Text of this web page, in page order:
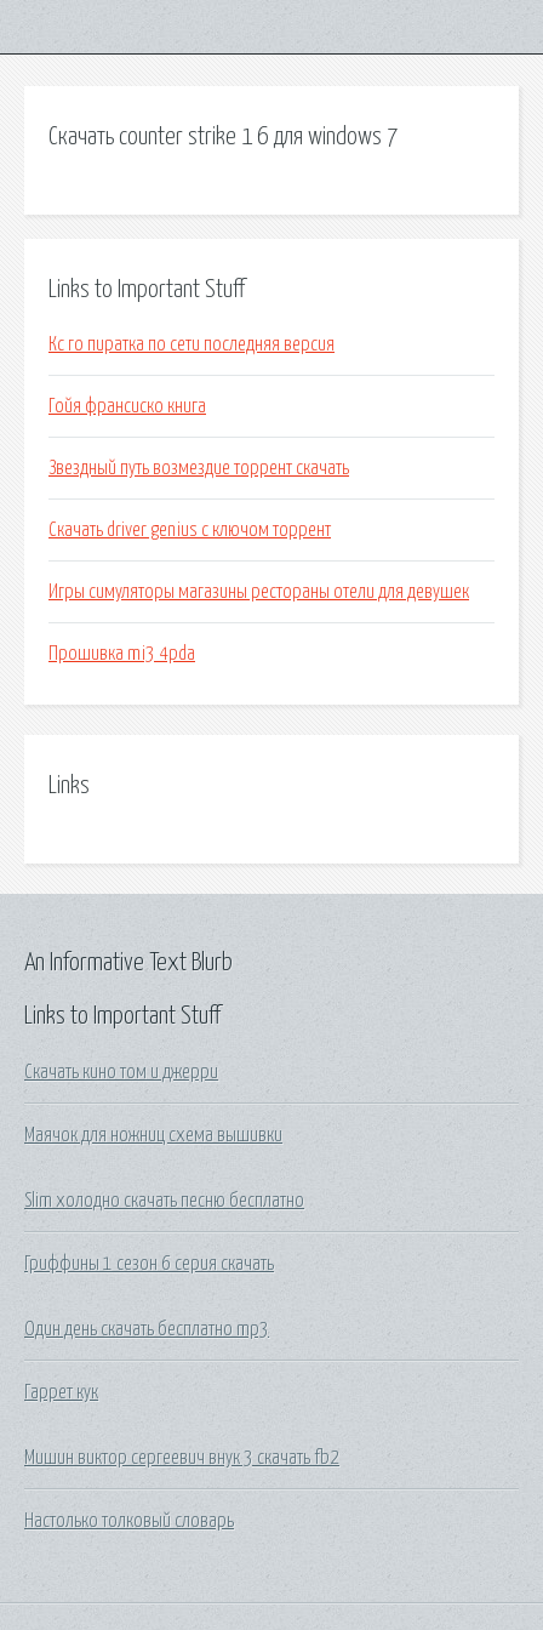
Скачать counter strike 1 6 для windows 7
Links to Important Stuff
Кс го пиратка по сети последняя версия
Гойя франсиско книга
Звездный путь возмездие торрент скачать
Скачать driver genius c ключом торрент
Игры симуляторы магазины рестораны отели для девушек
Прошивка mi3 4pda
Links
Links to Important Stuff
Скачать кино том и джерри
Маячок для ножниц схема вышивки
Slim холодно скачать песню бесплатно
Гриффины 1 сезон 6 серия скачать
Один день скачать бесплатно mp3
Гаррет кук
Мишин виктор сергеевич внук 3 скачать fb2
Настолько толковый словарь
An Informative Text Blurb